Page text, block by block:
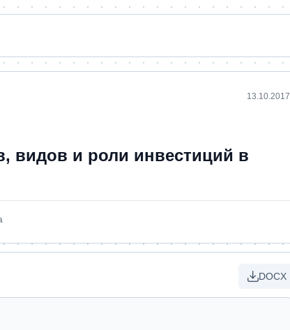
13.10.2017
видов и роли инвестиций в
DOCX